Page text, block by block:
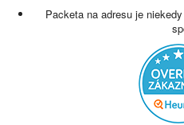
Packeta na adresu je